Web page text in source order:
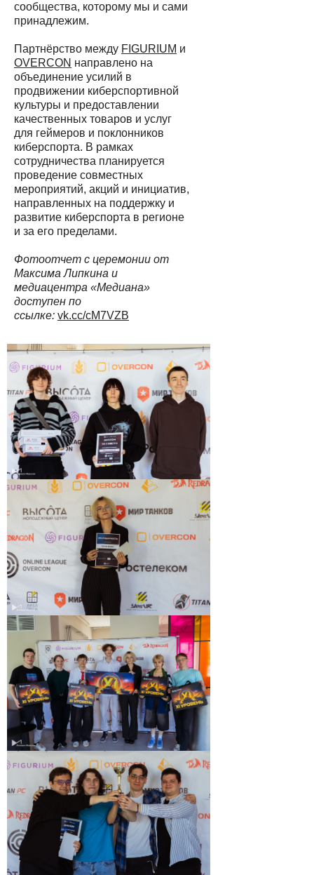
сообщества, которому мы и сами
принадлежим.
Партнёрство между FIGURIUM и
OVERCON направлено на
объединение усилий в
продвижении киберспортивной
культуры и предоставлении
качественных товаров и услуг
для геймеров и поклонников
киберспорта. В рамках
сотрудничества планируется
проведение совместных
мероприятий, акций и инициатив,
направленных на поддержку и
развитие киберспорта в регионе
и за его пределами.
Фотоотчет с церемонии от
Максима Липкина и
медиацентра «Медиана»
доступен по
ссылке: vk.cc/cM7VZB